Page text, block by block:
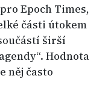
Epoch Times,
části útokem
širší
Hodnota
něj často